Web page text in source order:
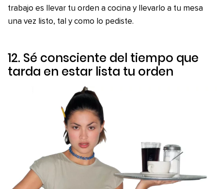
trabajo es llevar tu orden a cocina y llevarlo a tu mesa
una vez listo, tal y como lo pediste.
12. Sé consciente del tiempo que
tarda en estar lista tu orden